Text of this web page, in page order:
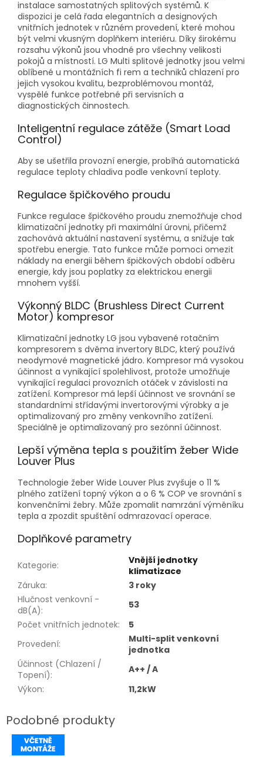
instalace samostatných splitových systémů. K
dispozici je celá řada elegantních a designových
vnitřních jednotek v různém provedení, které mohou
být velmi vkusným doplňkem interiéru. Díky širokému
rozsahu výkonů jsou vhodné pro všechny velikosti
pokojů a místností. LG Multi splitové jednotky jsou velmi
oblíbené u montážních fi rem a techniků chlazení pro
jejich vysokou kvalitu, bezproblémovou montáž,
vyspělé funkce potřebné při servisních a
diagnostických činnostech.
Inteligentní regulace zátěže (Smart Load
Control)
Aby se ušetřila provozní energie, probíhá automatická
regulace teploty chladiva podle venkovní teploty.
Regulace špičkového proudu
Funkce regulace špičkového proudu znemožňuje chod
klimatizační jednotky při maximální úrovni, přičemž
zachovává aktuální nastavení systému, a snižuje tak
spotřebu energie. Tato funkce může pomoci omezit
náklady na energii během špičkových období odběru
energie, kdy jsou poplatky za elektrickou energii
mnohem vyšší.
Výkonný BLDC (Brushless Direct Current
Motor) kompresor
Klimatizační jednotky LG jsou vybavené rotačním
kompresorem s dvěma invertory BLDC, který používá
neodymové magnetické jádro. Kompresor má vysokou
účinnost a vynikající spolehlivost, protože umožňuje
vynikající regulaci provozních otáček v závislosti na
zatížení. Kompresor má lepší účinnost ve srovnání se
standardními střídavými invertorovými výrobky a je
optimalizovaný pro změny venkovního zatížení.
Speciálně je optimalizovaný pro sezónní účinnost.
Lepší výměna tepla s použitím žeber Wide
Louver Plus
Technologie žeber Wide Louver Plus zvyšuje o 11 %
plného zatížení topný výkon a o 6 % COP ve srovnání s
konvenčními žebry. Může zpomalit namrzání výměníku
tepla a zpozdit spuštění odmrazovací operace.
Doplňkové parametry
Kategorie:
Vnější jednotky
klimatizace
Záruka:
3 roky
Hlučnost venkovní -
dB(A):
53
Počet vnitřních jednotek:
5
Provedení:
Multi-split venkovní
jednotka
Účinnost (Chlazení /
Topení):
A++ / A
Výkon: 11,2kW